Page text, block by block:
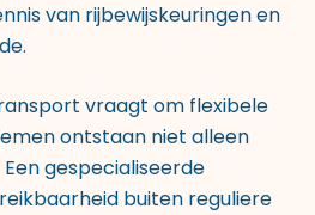
van rijbewijskeuringen en
vraagt om flexibele
ontstaan niet alleen
gespecialiseerde
buiten reguliere